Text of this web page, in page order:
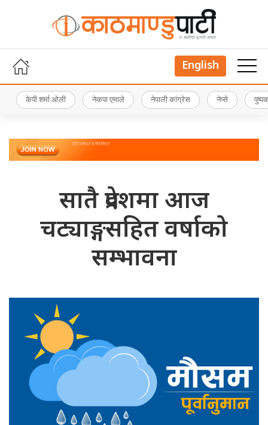
English
केपी शर्मा ओली नेकपा एमाले नेपाली कांग्रेस नेप्से
सातै प्रदेशमा आज
चट्याङ्गसहित वर्षाको
सम्भावना